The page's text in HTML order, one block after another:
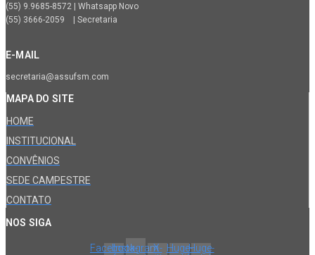
(55) 9.9685-8572 | Whatsapp Novo
(55) 3666-2059 | Secretaria
E-MAIL
secretaria@assufsm.com
MAPA DO SITE
HOME
INSTITUCIONAL
CONVÊNIOS
SEDE CAMPESTRE
CONTATO
NOS SIGA
Facebook-
InstagramX- Huge-Huge-